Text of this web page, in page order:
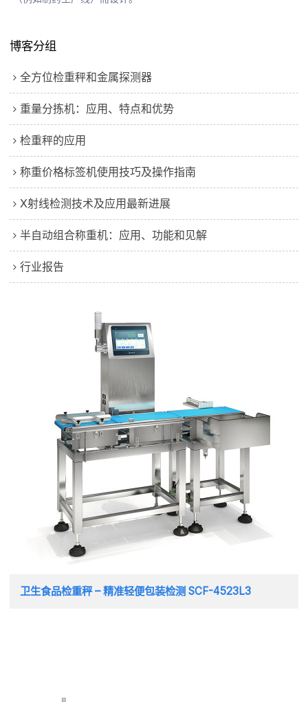
博客分组
全方位检重秤和金属探测器
重量分拣机：应用、特点和优势
检重秤的应用
称重价格标签机使用技巧及操作指南
X射线检测技术及应用最新进展
半自动组合称重机：应用、功能和见解
行业报告
卫生食品检重秤 – 精准轻便包装检测 SCF-4523L3